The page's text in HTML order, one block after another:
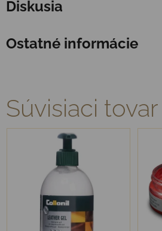
Diskusia
Ostatné informácie
Súvisiaci tovar